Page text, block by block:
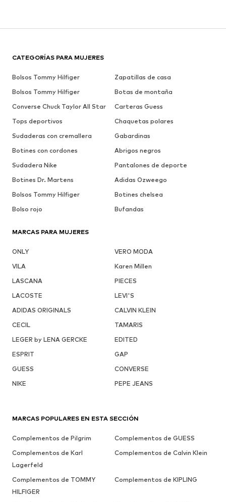
CATEGORÍAS PARA MUJERES
Bolsos Tommy Hilfiger
Zapatillas de casa
Bolsos Tommy Hilfiger
Botas de montaña
Converse Chuck Taylor All Star
Carteras Guess
Tops deportivos
Chaquetas polares
Sudaderas con cremallera
Gabardinas
Botines con cordones
Abrigos negros
Sudadera Nike
Pantalones de deporte
Botines Dr. Martens
Adidas Ozweego
Bolsos Tommy Hilfiger
Botines chelsea
Bolso rojo
Bufandas
MARCAS PARA MUJERES
ONLY
VERO MODA
VILA
Karen Millen
LASCANA
PIECES
LACOSTE
LEVI'S
ADIDAS ORIGINALS
CALVIN KLEIN
CECIL
TAMARIS
LEGER by LENA GERCKE
EDITED
ESPRIT
GAP
GUESS
CONVERSE
NIKE
PEPE JEANS
MARCAS POPULARES EN ESTA SECCIÓN
Complementos de Pilgrim
Complementos de GUESS
Complementos de Karl
Lagerfeld
Complementos de Calvin Klein
Complementos de TOMMY
HILFIGER
Complementos de KIPLING